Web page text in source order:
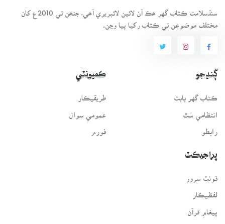
سنڌسلامت ڪتاب گهر ھڪ آن لائين لائبريري آھي، جنھن تي 2010ع کان
مختلف موضوعن تي ڪتاب رکيا پيا وڃن.
ڳنڍجو
ڪتاب گهر بابت
انتظامي سَٿ
رابطو
ڪميونٽي
طريقيڪار
عمومي سوال
فورم
پراجيڪٽ
لفظيڪار
پيغامِ قرآن